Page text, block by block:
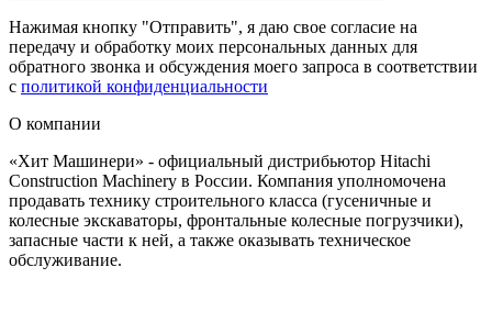
Нажимая кнопку "Отправить", я даю свое согласие на
передачу и обработку моих персональных данных для
обратного звонка и обсуждения моего запроса в соответствии
с политикой конфиденциальности
О компании
«Хит Машинери» - официальный дистрибьютор Hitachi
Construction Machinery в России. Компания уполномочена
продавать технику строительного класса (гусеничные и
колесные экскаваторы, фронтальные колесные погрузчики),
запасные части к ней, а также оказывать техническое
обслуживание.